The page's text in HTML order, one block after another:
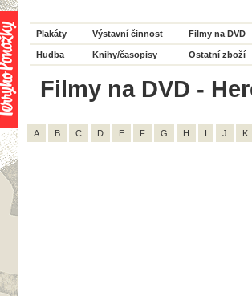
Plakáty Výstavní činnost Filmy na DVD
Hudba Knihy/časopisy Ostatní zboží
Filmy na DVD -
A B C D E F G H I J K